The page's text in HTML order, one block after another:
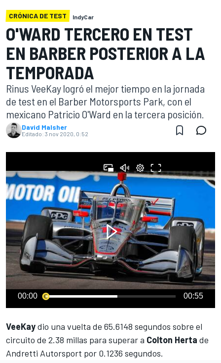
CRÓNICA DE TEST IndyCar
O'WARD TERCERO EN TEST
EN BARBER POSTERIOR A LA
TEMPORADA
Rinus VeeKay logró el mejor tiempo en la jornada
de test en el Barber Motorsports Park, con el
mexicano Patricio O'Ward en la tercera posición.
David Malsher
Editado: 3 nov 2020, 0:52
00:00 00:55
VeeKaydio una vuelta de 65.6148 segundos sobre el
circuito de 2.38 millas para superar a Colton Herta de
Andretti Autorsport por 0.1236 segundos.